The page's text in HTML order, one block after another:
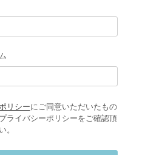
リシーにご同意いただいたもの
ライバシーポリシーをご確認頂
。